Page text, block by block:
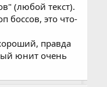
(любой текст).
боссов, это что-
правда
юнит очень